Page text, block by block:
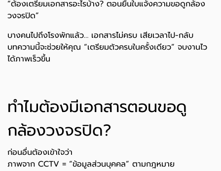
“ต้องเตรียมเอกสารอะไรบ้าง? ตอนยื่นใบแจ้งความขอดูกล้อง
วงจรปิด”
บางคนไปถึงโรงพักแล้ว… เอกสารไม่ครบ เสียเวลาไป-กลับ
บทความนี้จะช่วยให้คุณ “เตรียมตัวครบในครั้งเดียว” จบงานไว
ได้ภาพเร็วขึ้น
ทำไมต้องมีเอกสารตอนขอดู
กล้องวงจรปิด?
ก่อนอื่นต้องเข้าใจว่า
ภาพจาก CCTV = “ข้อมูลส่วนบุคคล” ตามกฎหมาย